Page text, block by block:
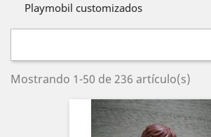
Playmobil customizados
Mostrando 1-50 de 236 artículo(s)